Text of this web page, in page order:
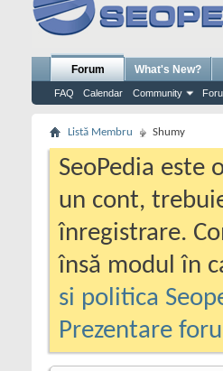
Forum
FAQ Calendar Community
What's New?
Listă Membru Shumy
SeoPedia este
un cont,
înregistrare.
însă modul în
si politica
Prezentare